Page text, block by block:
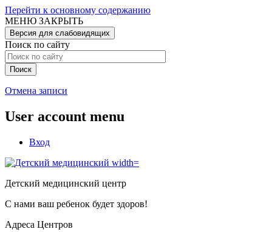
Перейти к основному содержанию
МЕНЮ ЗАКРЫТЬ
Версия для слабовидящих
Поиск по сайту
Отмена записи
User account menu
Вход
Детский медицинский центр
С нами ваш ребенок будет здоров!
Адреса Центров